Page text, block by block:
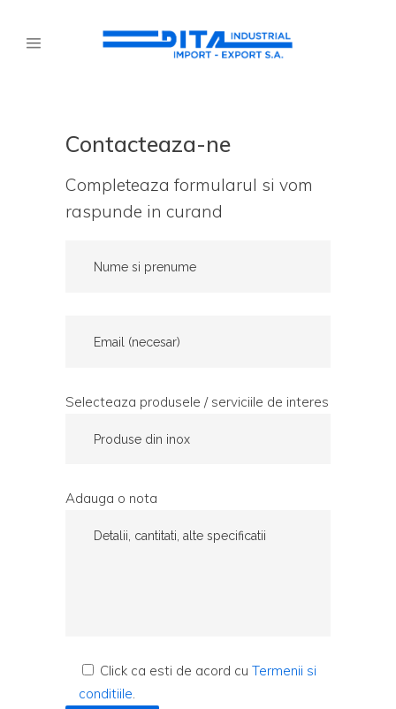
Contacteaza-ne
Completeaza formularul si vom
raspunde in curand
Selecteaza produsele / serviciile de interes
Adauga o nota
Click ca esti de acord cu Termenii si
conditiile.